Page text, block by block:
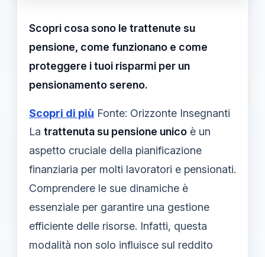
Scopri cosa sono le trattenute su
pensione, come funzionano e come
proteggere i tuoi risparmi per un
pensionamento sereno.
Scopri di più Fonte: Orizzonte Insegnanti
La trattenuta su pensione unico è un
aspetto cruciale della pianificazione
finanziaria per molti lavoratori e pensionati.
Comprendere le sue dinamiche è
essenziale per garantire una gestione
efficiente delle risorse. Infatti, questa
modalità non solo influisce sul reddito